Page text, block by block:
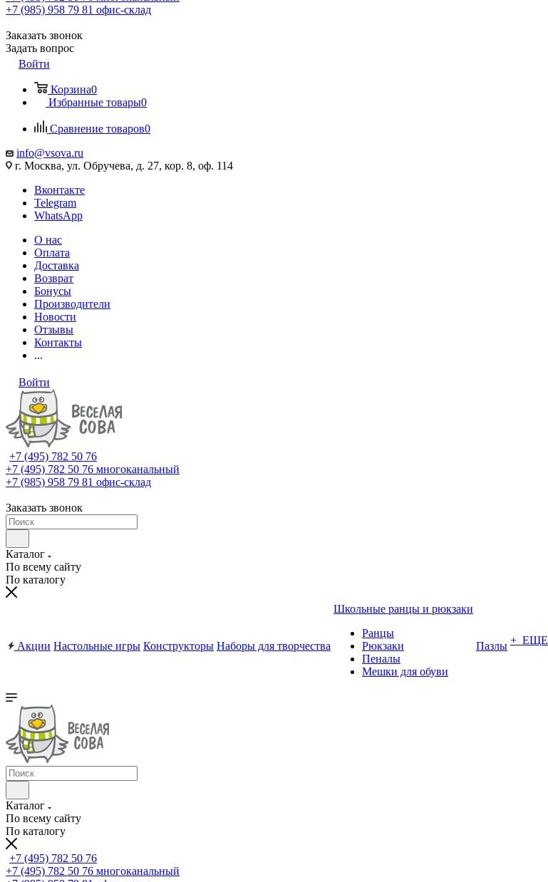
+7 (985) 958 79 81 офис-склад
Заказать звонок
Задать вопрос
Войти
Корзина0
Избранные товары0
Сравнение товаров0
info@vsova.ru
г. Москва, ул. Обручева, д. 27, кор. 8, оф. 114
Вконтакте
Telegram
WhatsApp
О нас
Оплата
Доставка
Возврат
Бонусы
Производители
Новости
Отзывы
Контакты
...
Войти
+7 (495) 782 50 76
+7 (495) 782 50 76 многоканальный
+7 (985) 958 79 81 офис-склад
Заказать звонок
Каталог
По всему сайту
По каталогу
Акции Настольные игры Конструкторы Наборы для творчества
Школьные ранцы и рюкзаки
Ранцы
Рюкзаки
Пеналы
Мешки для обуви
Пазлы + ЕЩЕ
Каталог
По всему сайту
По каталогу
+7 (495) 782 50 76
+7 (495) 782 50 76 многоканальный